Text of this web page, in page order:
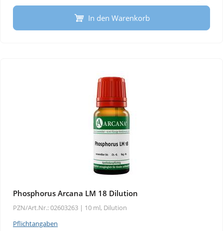
In den Warenkorb
Phosphorus Arcana LM 18 Dilution
PZN/Art.Nr.: 02603263 | 10 ml, Dilution
Pflichtangaben